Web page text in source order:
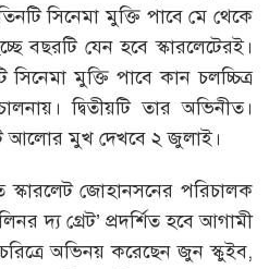
সিনেমা মুক্তি পাবে মে থেকে
বছরটি যেন হবে স্কারলেটেরই।
মুক্তি পাবে কান চলচ্চিত্র
দ্বিতীয়টি তার অভিনীত।
আলোর মুখ দেখবে ২ জুলাই।
স্কারলেট জোহানসনের পরিচালক
দ্য গ্রেট’ প্রদর্শিত হবে আগামী
অভিনয় করেছেন জুন স্কুইব,